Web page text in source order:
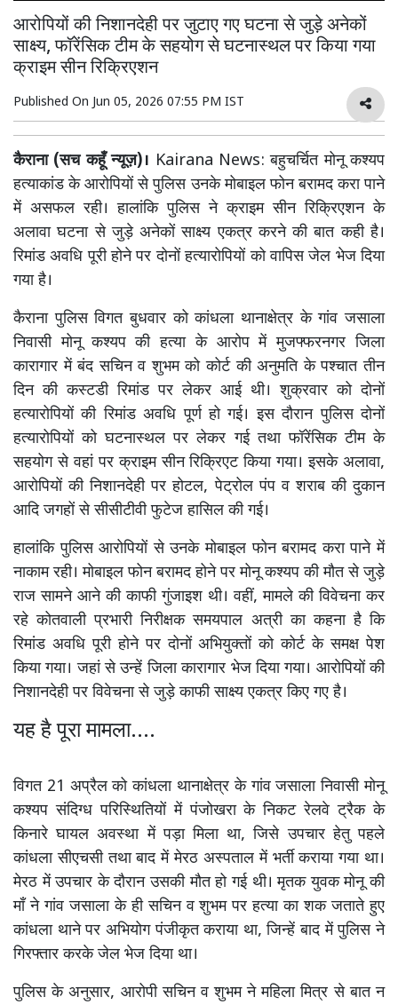
आरोपियों की निशानदेही पर जुटाए गए घटना से जुड़े अनेकों
साक्ष्य, फॉरेंसिक टीम के सहयोग से घटनास्थल पर किया गया
क्राइम सीन रिक्रिएशन
Published On Jun 05, 2026 07:55 PM IST
कैराना (सच कहूँ न्यूज़)। Kairana News: बहुचर्चित मोनू कश्यप
हत्याकांड के आरोपियों से पुलिस उनके मोबाइल फोन बरामद करा पाने
में असफल रही। हालांकि पुलिस ने क्राइम सीन रिक्रिएशन के
अलावा घटना से जुड़े अनेकों साक्ष्य एकत्र करने की बात कही है।
रिमांड अवधि पूरी होने पर दोनों हत्यारोपियों को वापिस जेल भेज दिया
गया है।
कैराना पुलिस विगत बुधवार को कांधला थानाक्षेत्र के गांव जसाला
निवासी मोनू कश्यप की हत्या के आरोप में मुजफ्फरनगर जिला
कारागार में बंद सचिन व शुभम को कोर्ट की अनुमति के पश्चात तीन
दिन की कस्टडी रिमांड पर लेकर आई थी। शुक्रवार को दोनों
हत्यारोपियों की रिमांड अवधि पूर्ण हो गई। इस दौरान पुलिस दोनों
हत्यारोपियों को घटनास्थल पर लेकर गई तथा फॉरेंसिक टीम के
सहयोग से वहां पर क्राइम सीन रिक्रिएट किया गया। इसके अलावा,
आरोपियों की निशानदेही पर होटल, पेट्रोल पंप व शराब की दुकान
आदि जगहों से सीसीटीवी फुटेज हासिल की गई।
हालांकि पुलिस आरोपियों से उनके मोबाइल फोन बरामद करा पाने में
नाकाम रही। मोबाइल फोन बरामद होने पर मोनू कश्यप की मौत से जुड़े
राज सामने आने की काफी गुंजाइश थी। वहीं, मामले की विवेचना कर
रहे कोतवाली प्रभारी निरीक्षक समयपाल अत्री का कहना है कि
रिमांड अवधि पूरी होने पर दोनों अभियुक्तों को कोर्ट के समक्ष पेश
किया गया। जहां से उन्हें जिला कारागार भेज दिया गया। आरोपियों की
निशानदेही पर विवेचना से जुड़े काफी साक्ष्य एकत्र किए गए है।
यह है पूरा मामला....
विगत 21 अप्रैल को कांधला थानाक्षेत्र के गांव जसाला निवासी मोनू
कश्यप संदिग्ध परिस्थितियों में पंजोखरा के निकट रेलवे ट्रैक के
किनारे घायल अवस्था में पड़ा मिला था, जिसे उपचार हेतु पहले
कांधला सीएचसी तथा बाद में मेरठ अस्पताल में भर्ती कराया गया था।
मेरठ में उपचार के दौरान उसकी मौत हो गई थी। मृतक युवक मोनू की
माँ ने गांव जसाला के ही सचिन व शुभम पर हत्या का शक जताते हुए
कांधला थाने पर अभियोग पंजीकृत कराया था, जिन्हें बाद में पुलिस ने
गिरफ्तार करके जेल भेज दिया था।
पुलिस के अनुसार, आरोपी सचिन व शुभम ने महिला मित्र से बात न